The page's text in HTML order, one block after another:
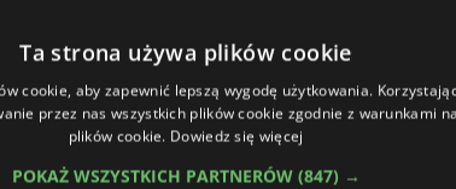
Jak wprowadzanie jej w życie wygląda z
Ta strona używa plików cookie
cookie, aby zapewnić lepszą wygodę użytkowania.
przez nas wszystkich plików cookie zgodnie z warunkami
plików cookie. Dowiedz się więcej
POKAŻ WSZYSTKICH PARTNERÓW (847) →